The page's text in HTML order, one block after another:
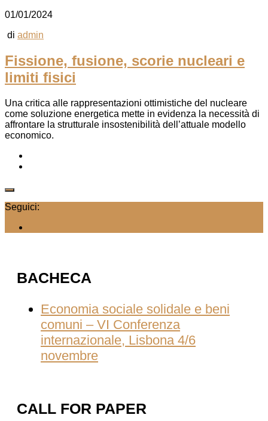
01/01/2024
di admin
Fissione, fusione, scorie nucleari e
limiti fisici
Una critica alle rappresentazioni ottimistiche del nucleare
come soluzione energetica mette in evidenza la necessità di
affrontare la strutturale insostenibilità dell’attuale modello
economico.
Seguici:
BACHECA
Economia sociale solidale e beni
comuni – VI Conferenza
internazionale, Lisbona 4/6
novembre
CALL FOR PAPER